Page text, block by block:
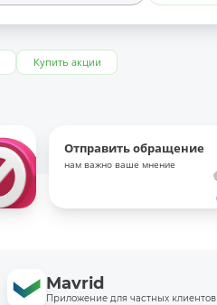
Купить акции
Отправить обращение
нам важно ваше мнение
Mavrid
Приложение для частных клиентов